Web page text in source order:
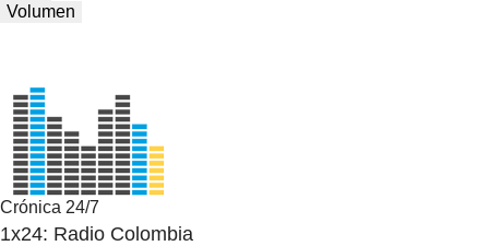
Volumen
Crónica 24/7
1x24: Radio Colombia